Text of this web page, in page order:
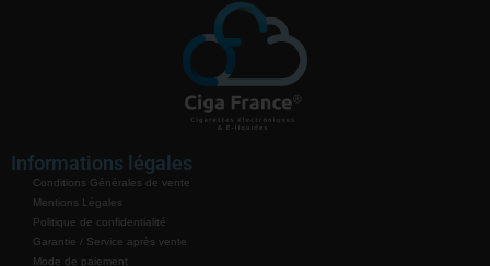
Informations légales
Conditions Générales de vente
Mentions Légales
Politique de confidentialité
Garantie / Service après vente
Mode de paiement